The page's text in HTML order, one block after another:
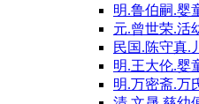
明.鲁伯嗣.婴
元.曾世荣.活
民国.陈守真.
明.王大伦.婴
明.万密斋.万